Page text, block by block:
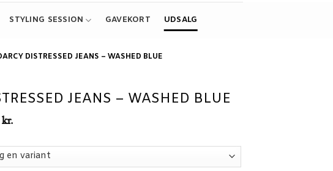
STYLING SESSION GAVEKORT UDSALG
DISTRESSED JEANS – WASHED BLUE
JEANS – WASHED BLUE
kr.
er: